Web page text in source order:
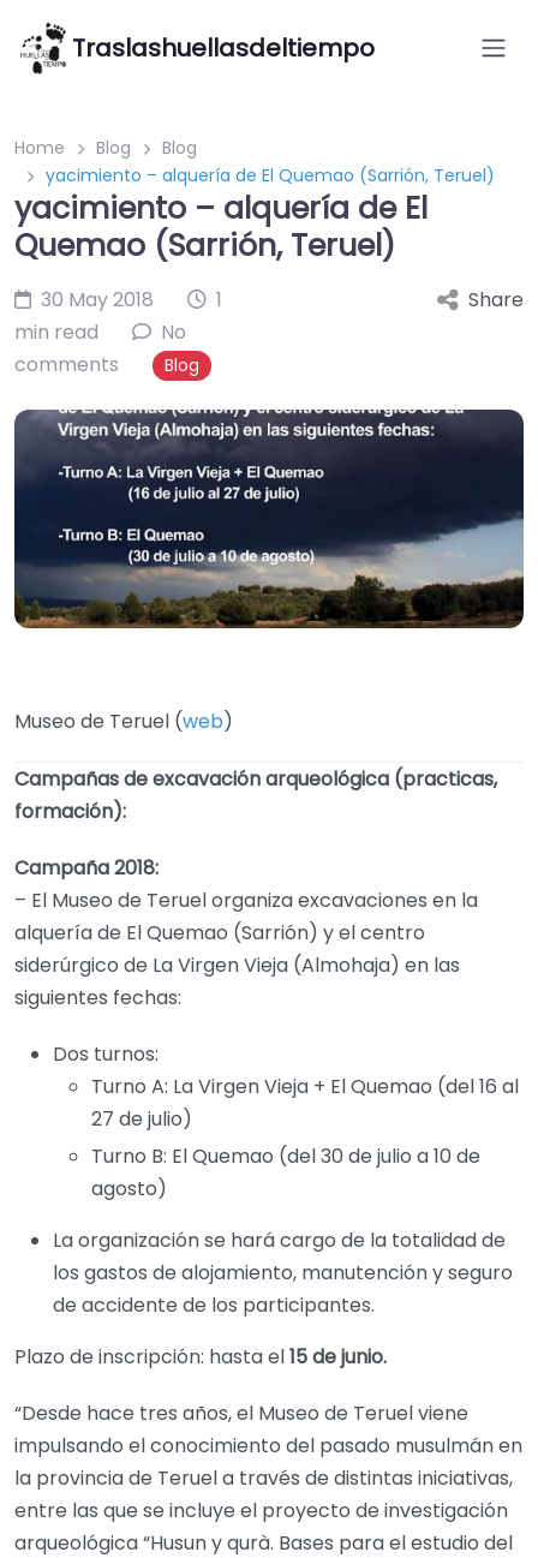
Traslashuellasdeltiempo
Home Blog
Blog
yacimiento – alquería de El Quemao (Sarrión, Teruel)
yacimiento – alquería de El
Quemao (Sarrión, Teruel)
30 May 2018
1
min read
No
comments
Blog
Share
Museo de Teruel (web)
Campañas de excavación arqueológica (practicas,
formación):
Campaña 2018:
– El Museo de Teruel organiza excavaciones en la
alquería de El Quemao (Sarrión) y el centro
siderúrgico de La Virgen Vieja (Almohaja) en las
siguientes fechas:
Dos turnos:
Turno A: La Virgen Vieja + El Quemao (del 16 al
27 de julio)
Turno B: El Quemao (del 30 de julio a 10 de
agosto)
La organización se hará cargo de la totalidad de
los gastos de alojamiento, manutención y seguro
de accidente de los participantes.
Plazo de inscripción: hasta el15 de junio.
“Desde hace tres años, el Museo de Teruel viene
impulsando el conocimiento del pasado musulmán en
la provincia de Teruel a través de distintas iniciativas,
entre las que se incluye el proyecto de investigación
arqueológica “Husun y qurà. Bases para el estudio del